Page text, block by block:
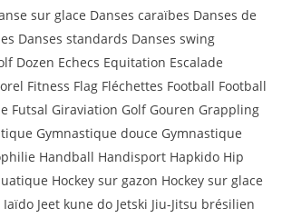
sur glace Danses caraïbes Danses de
Danses standards Danses swing
Dozen Echecs Equitation Escalade
Fitness Flag Fléchettes Football Football
Futsal Giraviation Golf Gouren Grappling
Gymnastique douce Gymnastique
Handball Handisport Hapkido Hip
Hockey sur gazon Hockey sur glace
Jeet kune do Jetski Jiu-Jitsu brésilien